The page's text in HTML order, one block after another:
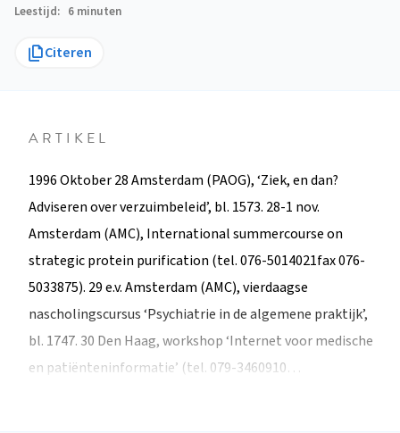
Leestijd
6 minuten
Citeren
ARTIKEL
1996 Oktober 28 Amsterdam (PAOG), ‘Ziek, en dan?
Adviseren over verzuimbeleid’, bl. 1573. 28-1 nov.
Amsterdam (AMC), International summercourse on
strategic protein purification (tel. 076-5014021fax 076-
5033875). 29 e.v. Amsterdam (AMC), vierdaagse
nascholingscursus ‘Psychiatrie in de algemene praktijk’,
bl. 1747. 30 Den Haag, workshop ‘Internet voor medische
en patiënteninformatie’ (tel. 079-3460910…